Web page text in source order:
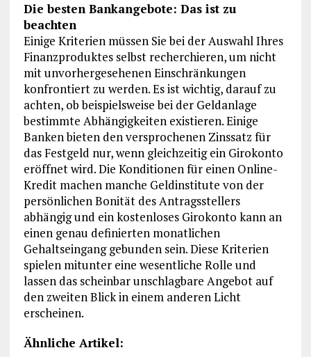
Die besten Bankangebote: Das ist zu
beachten
Einige Kriterien müssen Sie bei der Auswahl Ihres
Finanzproduktes selbst recherchieren, um nicht
mit unvorhergesehenen Einschränkungen
konfrontiert zu werden. Es ist wichtig, darauf zu
achten, ob beispielsweise bei der Geldanlage
bestimmte Abhängigkeiten existieren. Einige
Banken bieten den versprochenen Zinssatz für
das Festgeld nur, wenn gleichzeitig ein Girokonto
eröffnet wird. Die Konditionen für einen Online-
Kredit machen manche Geldinstitute von der
persönlichen Bonität des Antragsstellers
abhängig und ein kostenloses Girokonto kann an
einen genau definierten monatlichen
Gehaltseingang gebunden sein. Diese Kriterien
spielen mitunter eine wesentliche Rolle und
lassen das scheinbar unschlagbare Angebot auf
den zweiten Blick in einem anderen Licht
erscheinen.
Ähnliche Artikel: